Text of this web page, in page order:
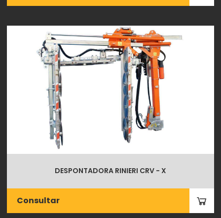
DESPONTADORA RINIERI CRV - X
Consultar